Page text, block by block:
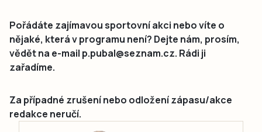
Pořádáte zajímavou sportovní akci nebo víte o
nějaké, která v programu není? Dejte nám, prosím,
vědět na e-mail p.pubal@seznam.cz. Rádi ji
zařadíme.
Za případné zrušení nebo odložení zápasu/akce
redakce neručí.